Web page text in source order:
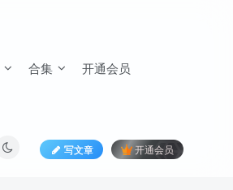
合集 开通会员
写文章 开通会员